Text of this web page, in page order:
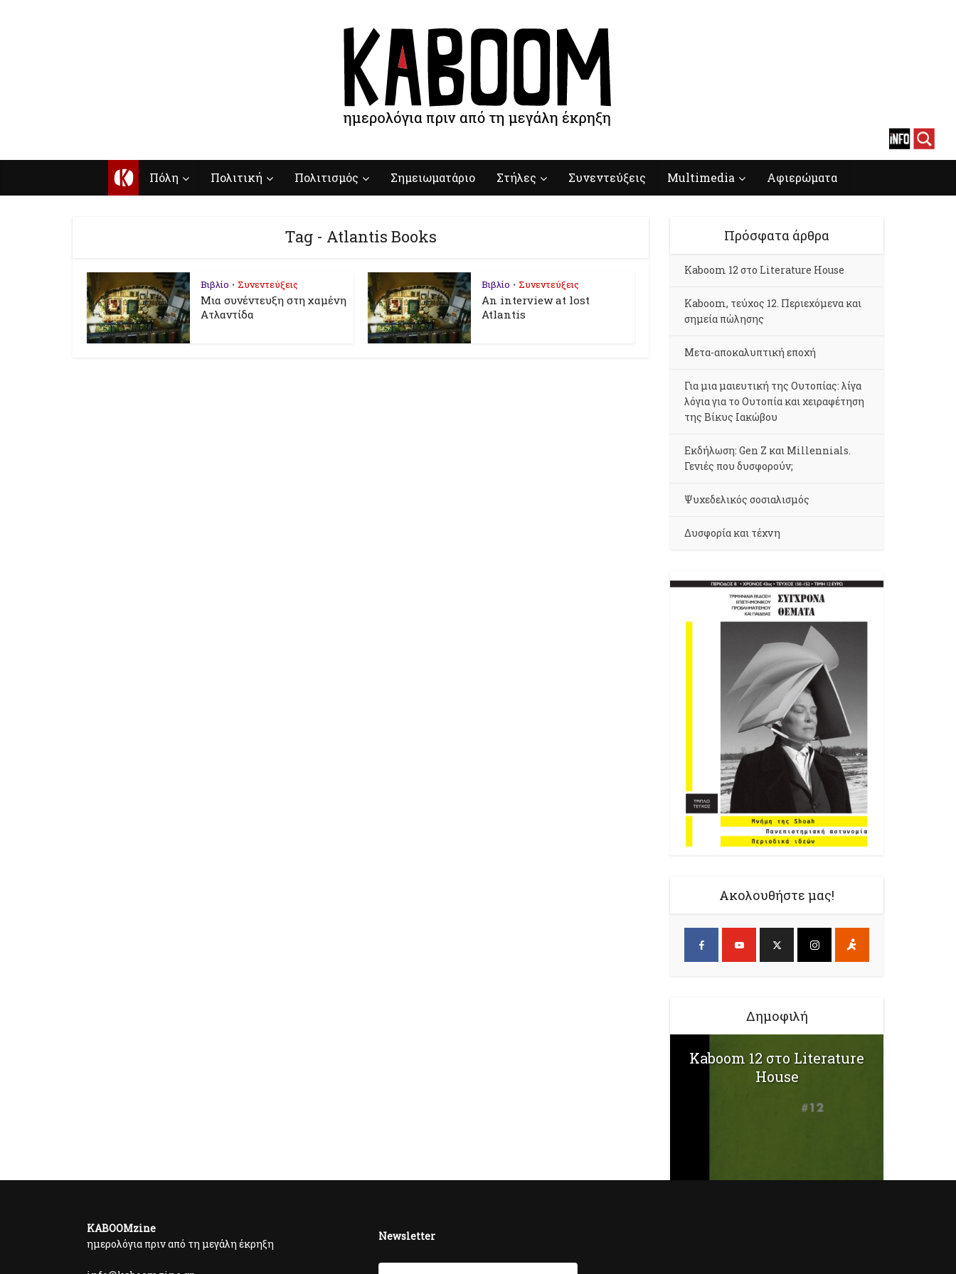
Κ Πόλη Πολιτική Πολιτισμός Σημειωματάριο Στήλες Συνεντεύξεις Multimedia Αφιερώματα
Tag - Atlantis Books
Βιβλίο • Συνεντεύξεις
Mια συνέντευξη στη χαμένη
Ατλαντίδα
Βιβλίο • Συνεντεύξεις
An interview at lost
Atlantis
Πρόσφατα άρθρα
Kaboom 12 στο Literature House
Kaboom, τεύχος 12. Περιεχόμενα και
σημεία πώλησης
Μετα-αποκαλυπτική εποχή
Για μια μαιευτική της Ουτοπίας: λίγα
λόγια για το Ουτοπία και χειραφέτηση
της Βίκυς Ιακώβου
Εκδήλωση: Gen Z και Millennials.
Γενιές που δυσφορούν;
Ψυχεδελικός σοσιαλισμός
Δυσφορία και τέχνη
Ακολουθήστε μας!
Δημοφιλή
Kaboom 12 στο Literature
House
KABOOMzine
ημερολόγια πριν από τη μεγάλη έκρηξη
Newsletter